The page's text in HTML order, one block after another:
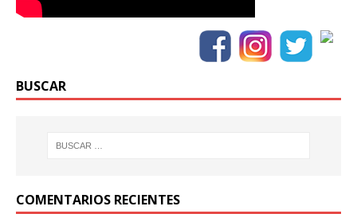
BUSCAR
COMENTARIOS RECIENTES